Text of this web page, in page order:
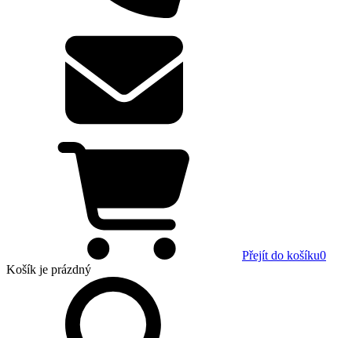
Přejít do košíku0
Košík je prázdný